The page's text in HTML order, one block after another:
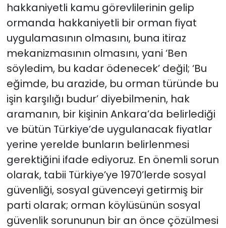
hakkaniyetli kamu görevlilerinin gelip
ormanda hakkaniyetli bir orman fiyat
uygulamasının olmasını, buna itiraz
mekanizmasının olmasını, yani ‘Ben
söyledim, bu kadar ödenecek’ değil; ‘Bu
eğimde, bu arazide, bu orman türünde bu
işin karşılığı budur’ diyebilmenin, hak
aramanın, bir kişinin Ankara’da belirlediği
ve bütün Türkiye’de uygulanacak fiyatlar
yerine yerelde bunların belirlenmesi
gerektiğini ifade ediyoruz. En önemli sorun
olarak, tabii Türkiye’ye 1970’lerde sosyal
güvenliği, sosyal güvenceyi getirmiş bir
parti olarak; orman köylüsünün sosyal
güvenlik sorununun bir an önce çözülmesi